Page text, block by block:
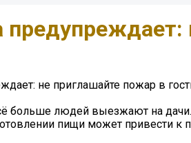
не приглашайте пожар в
больше людей выезжают на
пищи может привести к